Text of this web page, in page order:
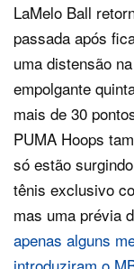
LaMelo Ball
passada após
uma distensão
empolgante
mais de 30
PUMA Hoops
só estão
tênis exclusivo
mas uma prévia
apenas alguns